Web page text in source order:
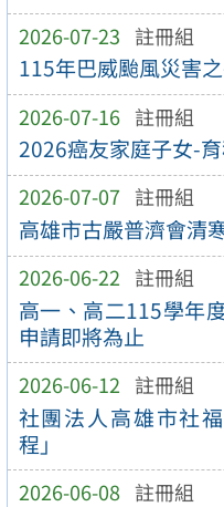
2026-07-23 註冊組
115年巴威颱風災害
2026-07-16 註冊組
2026癌友家庭子女-
2026-07-07 註冊組
高雄市古嚴普濟會清
2026-06-22 註冊組
高一、高二115學年
申請即將為止
2026-06-12 註冊組
社團法人高雄市社
程」
2026-06-08 註冊組